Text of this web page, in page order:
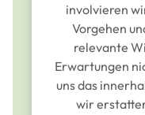
involvieren
Vorgehen
relevante
Erwartungen
uns das
wir